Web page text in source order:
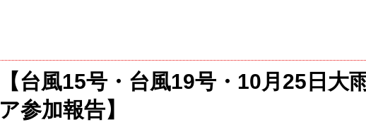
【台風15号・台風19号・10月25日大
ア参加報告】